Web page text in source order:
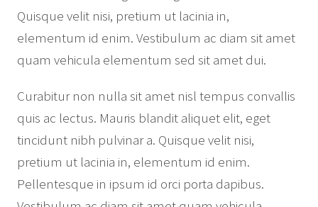
Quisque velit nisi, pretium ut lacinia in,
elementum id enim. Vestibulum ac diam sit amet
quam vehicula elementum sed sit amet dui.
Curabitur non nulla sit amet nisl tempus convallis
quis ac lectus. Mauris blandit aliquet elit, eget
tincidunt nibh pulvinar a. Quisque velit nisi,
pretium ut lacinia in, elementum id enim.
Pellentesque in ipsum id orci porta dapibus.